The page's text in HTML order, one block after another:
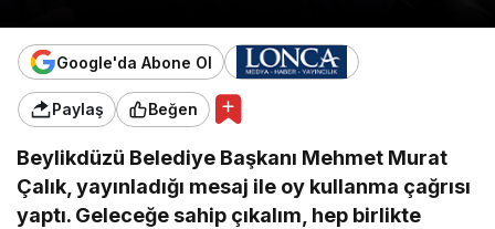
Google'da Abone Ol
Paylaş Beğen
Beylikdüzü Belediye Başkanı Mehmet Murat
Çalık, yayınladığı mesaj ile oy kullanma çağrısı
yaptı. Geleceğe sahip çıkalım, hep birlikte